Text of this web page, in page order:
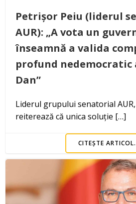
Petrișor Peiu (liderul
AUR): „A vota un
înseamnă a valida
profund nedemocratic
Dan”
Liderul grupului senatorial
reiterează că unica soluție […]
CITEȘTE